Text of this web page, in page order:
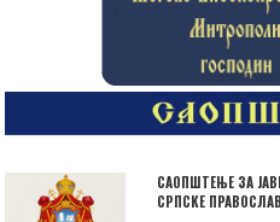
САОПШТЕЊЕ ЗА
СРПСКЕ